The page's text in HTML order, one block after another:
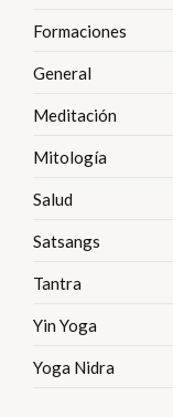
Formaciones
General
Meditación
Mitología
Salud
Satsangs
Tantra
Yin Yoga
Yoga Nidra